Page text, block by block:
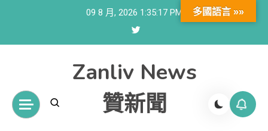
09 8 月, 2026 1:35:18 PM
Zanliv News
贊新聞
多國語言 »»